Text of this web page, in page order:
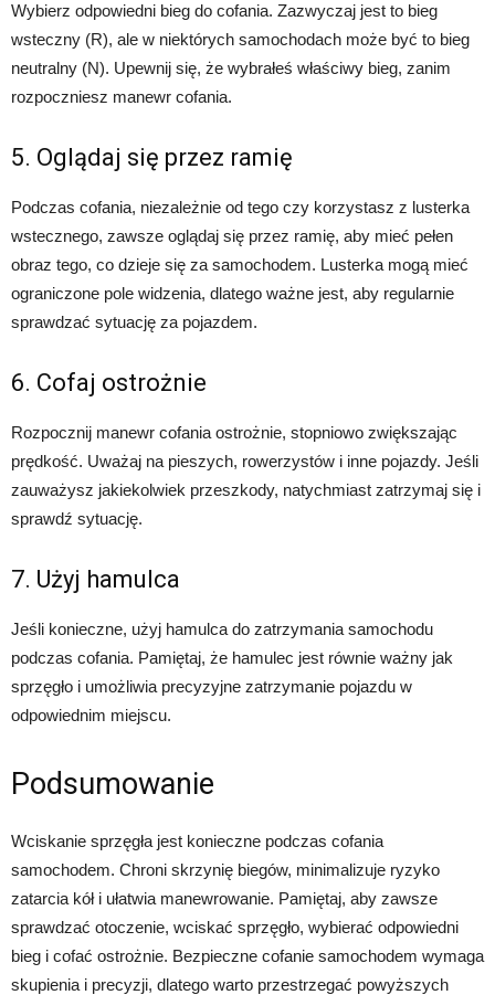
Wybierz odpowiedni bieg do cofania. Zazwyczaj jest to bieg
wsteczny (R), ale w niektórych samochodach może być to bieg
neutralny (N). Upewnij się, że wybrałeś właściwy bieg, zanim
rozpoczniesz manewr cofania.
5. Oglądaj się przez ramię
Podczas cofania, niezależnie od tego czy korzystasz z lusterka
wstecznego, zawsze oglądaj się przez ramię, aby mieć pełen
obraz tego, co dzieje się za samochodem. Lusterka mogą mieć
ograniczone pole widzenia, dlatego ważne jest, aby regularnie
sprawdzać sytuację za pojazdem.
6. Cofaj ostrożnie
Rozpocznij manewr cofania ostrożnie, stopniowo zwiększając
prędkość. Uważaj na pieszych, rowerzystów i inne pojazdy. Jeśli
zauważysz jakiekolwiek przeszkody, natychmiast zatrzymaj się i
sprawdź sytuację.
7. Użyj hamulca
Jeśli konieczne, użyj hamulca do zatrzymania samochodu
podczas cofania. Pamiętaj, że hamulec jest równie ważny jak
sprzęgło i umożliwia precyzyjne zatrzymanie pojazdu w
odpowiednim miejscu.
Podsumowanie
Wciskanie sprzęgła jest konieczne podczas cofania
samochodem. Chroni skrzynię biegów, minimalizuje ryzyko
zatarcia kół i ułatwia manewrowanie. Pamiętaj, aby zawsze
sprawdzać otoczenie, wciskać sprzęgło, wybierać odpowiedni
bieg i cofać ostrożnie. Bezpieczne cofanie samochodem wymaga
skupienia i precyzji, dlatego warto przestrzegać powyższych